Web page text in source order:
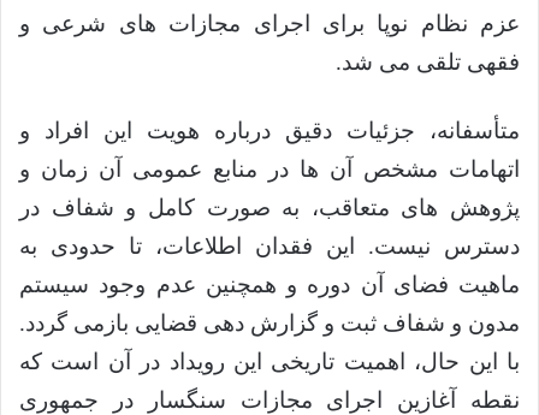
عزم نظام نوپا برای اجرای مجازات های شرعی و
فقهی تلقی می شد.
متأسفانه، جزئیات دقیق درباره هویت این افراد و
اتهامات مشخص آن ها در منابع عمومی آن زمان و
پژوهش های متعاقب، به صورت کامل و شفاف در
دسترس نیست. این فقدان اطلاعات، تا حدودی به
ماهیت فضای آن دوره و همچنین عدم وجود سیستم
مدون و شفاف ثبت و گزارش دهی قضایی بازمی گردد.
با این حال، اهمیت تاریخی این رویداد در آن است که
نقطه آغازین اجرای مجازات سنگسار در جمهوری